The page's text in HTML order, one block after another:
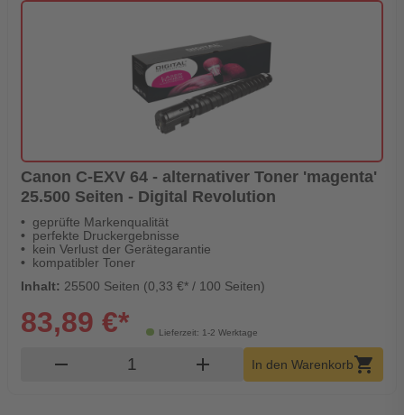
Canon C-EXV 64 - alternativer Toner 'magenta'
25.500 Seiten - Digital Revolution
geprüfte Markenqualität
perfekte Druckergebnisse
kein Verlust der Gerätegarantie
kompatibler Toner
Inhalt: 25500 Seiten (0,33 €* / 100 Seiten)
Lieferzeit: 1-2 Werktage
83,89 €*
remove Produkt Warenkorb Menge
add In den Warenkorbshopping_cart